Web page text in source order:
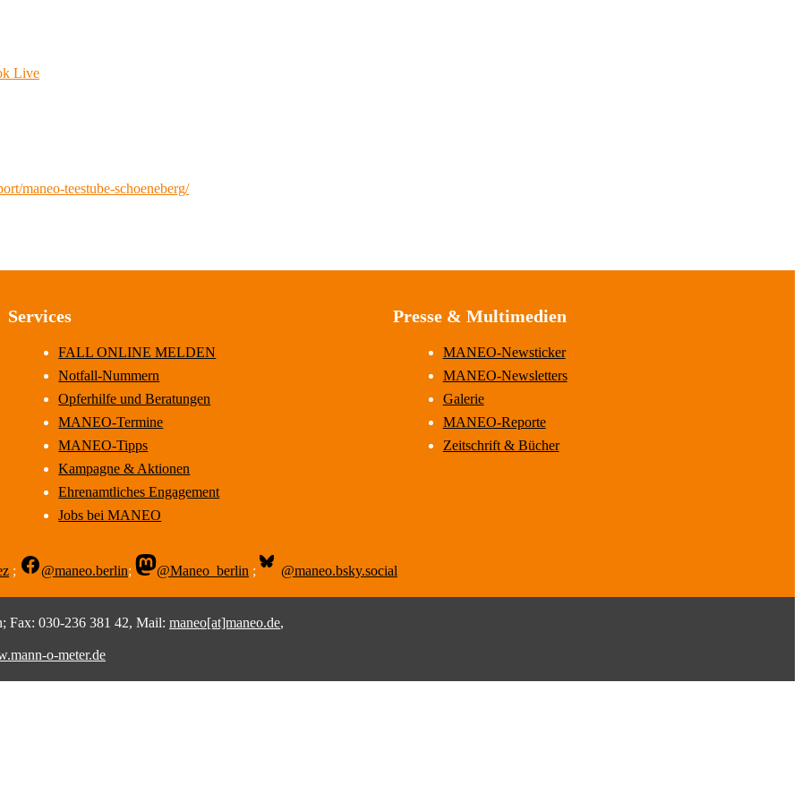
Live
maneo-teestube-schoeneberg/
Services
FALL ONLINE MELDEN
Notfall-Nummern
Opferhilfe und Beratungen
MANEO-Termine
MANEO-Tipps
Kampagne & Aktionen
Ehrenamtliches Engagement
Jobs bei MANEO
Presse & Multimedien
MANEO-Newsticker
MANEO-Newsletters
Galerie
MANEO-Reporte
Zeitschrift & Bücher
; @maneo.berlin; @Maneo_berlin ; @maneo.bsky.social
Fax: 030-236 381 42, Mail: maneo[at]maneo.de,
o-meter.de